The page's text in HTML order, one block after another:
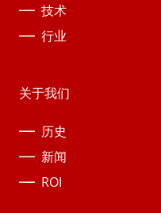
技术
行业
关于我们
历史
新闻
ROI